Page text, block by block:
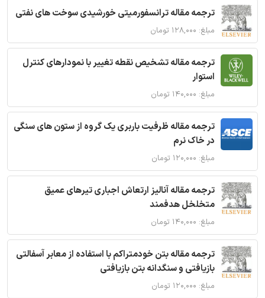
ترجمه مقاله ترانسفورمیتی خورشیدی سوخت های نفتی
مبلغ: ۱۲۸,۰۰۰ تومان
ترجمه مقاله تشخیص نقطه تغییر با نمودارهای کنترل
استوار
مبلغ: ۱۴۰,۰۰۰ تومان
ترجمه مقاله ظرفیت باربری یک گروه از ستون های سنگی
در خاک نرم
مبلغ: ۱۲۰,۰۰۰ تومان
ترجمه مقاله آنالیز ارتعاش اجباری تیرهای عمیق
متخلخل هدفمند
مبلغ: ۱۴۰,۰۰۰ تومان
ترجمه مقاله بتن خودمتراکم با استفاده از معابر آسفالتی
بازیافتی و سنگدانه بتن بازیافتی
مبلغ: ۱۲۰,۰۰۰ تومان